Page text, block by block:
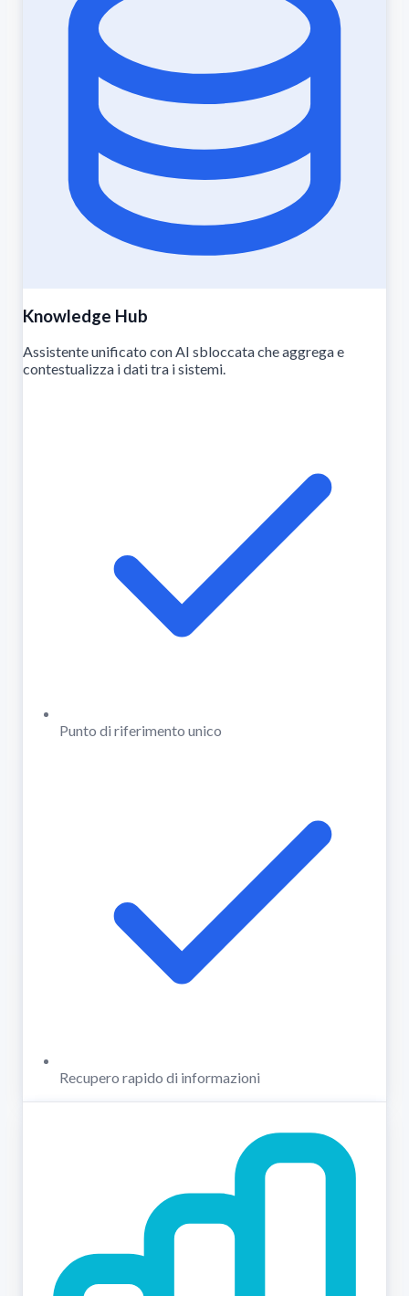
Knowledge Hub
Assistente unificato con AI sbloccata che aggrega e
contestualizza i dati tra i sistemi.
Punto di riferimento unico
Recupero rapido di informazioni